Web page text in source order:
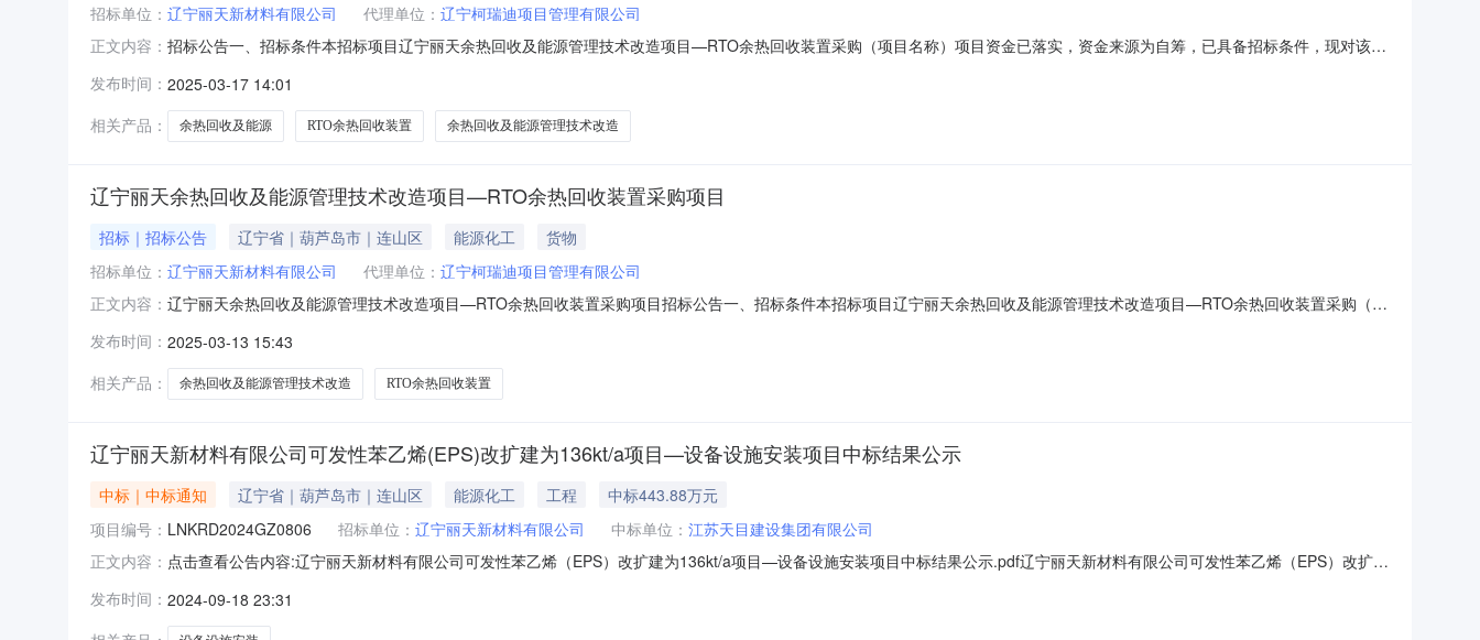
招标单位： 辽宁丽天新材料有限公司 代理单位： 辽宁柯瑞迪项目管理有限公司
正文内容： 招标公告一、招标条件本招标项目辽宁丽天余热回收及能源管理技术改造项目—RTO余热回收装置采购（项目名称）项目资金已落实，资金来源为自筹，已具备招标条件，现对该项
新材料有限公司厂区内4.招标范围：（1）供应商负责提供余热蒸汽发生器本体及一次侧仪表、软水箱、给水泵组、省煤器循环水泵组、蒸汽发生器1次侧本地仪表、阀门（如蒸汽发
生器热侧截断阀（阀板、阀组31
发布时间： 2025-03-17 14:01
相关产品：
余热回收及能源 RTO余热回收装置 余热回收及能源管理技术改造
辽宁丽天余热回收及能源管理技术改造项目—RTO余热回收装置采购项目
招标｜招标公告 辽宁省｜葫芦岛市｜连山区 能源化工
货物
招标单位： 辽宁丽天新材料有限公司 代理单位： 辽宁柯瑞迪项目管理有限公司
正文内容： 辽宁丽天余热回收及能源管理技术改造项目—RTO余热回收装置采购项目招标公告一、招标条件本招标项目辽宁丽天余热回收及能源管理技术改造项目—RTO余热回收装置采购（项
余热回收装置采购项目2.交货期：合同签订后45天3.交货地点：辽宁丽天新材料有限公司厂区内4.招标范围：（1）供应商负责提供余热蒸汽发生器本体及一次侧仪表、软水箱、给水
泵组、省煤器循环水泵组、蒸汽
发布时间： 2025-03-13 15:43
相关产品：
余热回收及能源管理技术改造 RTO余热回收装置
辽宁丽天新材料有限公司可发性苯乙烯(EPS)改扩建为136kt/a项目—设备设施安装项目中标结果公示
中标｜中标通知 辽宁省｜葫芦岛市｜连山区 能源化工 工程
中标443.88万元
项目编号： LNKRD2024GZ0806 招标单位： 辽宁丽天新材料有限公司 中标单位： 江苏天目建设集团有限公司
正文内容： 点击查看公告内容:辽宁丽天新材料有限公司可发性苯乙烯（EPS）改扩建为136kt/a项目—设备设施安装项目中标结果公示.pdf辽宁丽天新材料有限公司可发性苯乙烯（EPS）改扩建
136kt/a项目—设备设施安装项目:中标人：江苏天目建设集团有限公司中标价格：443.884794万元二、其他：/三、监督部门本招标项目的监督部门为/。四、联系
发布时间： 2024-09-18 23:31